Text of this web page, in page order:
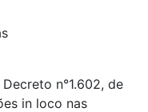
n°1.602, de
in loco nas